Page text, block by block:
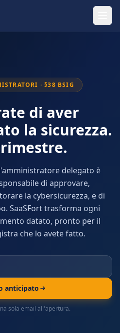
· §38 BSIG
di aver
la sicurezza.
delegato è
di approvare,
la cybersicurezza, e di
SaaSFort trasforma ogni
datato, pronto per il
che lo avete fatto.
anticipato
sola email all'apertura.